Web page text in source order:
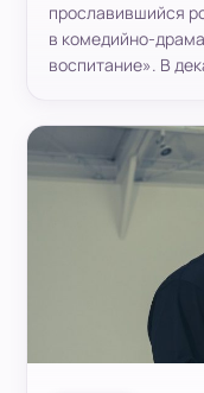
прославившийся
в комедийно-
воспитание». В